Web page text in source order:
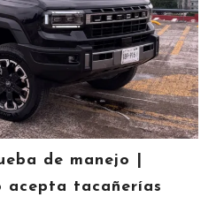
de manejo |
acepta tacañerías